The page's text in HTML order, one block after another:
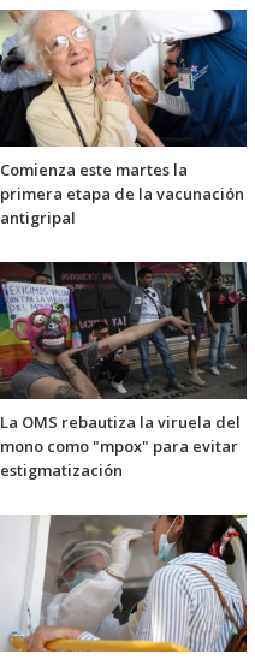
Comienza este martes la
primera etapa de la vacunación
antigripal
La OMS rebautiza la viruela del
mono como "mpox" para evitar
estigmatización